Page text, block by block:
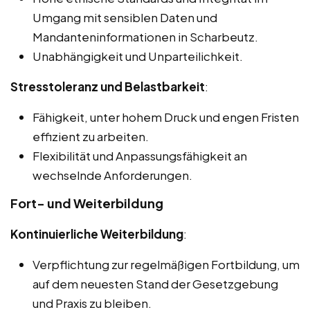
Umgang mit sensiblen Daten und
Mandanteninformationen in Scharbeutz.
Unabhängigkeit und Unparteilichkeit.
Stresstoleranz und Belastbarkeit:
Fähigkeit, unter hohem Druck und engen Fristen
effizient zu arbeiten.
Flexibilität und Anpassungsfähigkeit an
wechselnde Anforderungen.
Fort- und Weiterbildung
Kontinuierliche Weiterbildung:
Verpflichtung zur regelmäßigen Fortbildung, um
auf dem neuesten Stand der Gesetzgebung
und Praxis zu bleiben.